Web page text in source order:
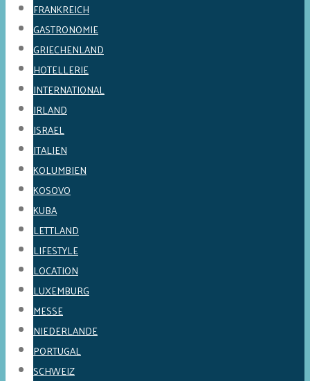
FRANKREICH
GASTRONOMIE
GRIECHENLAND
HOTELLERIE
INTERNATIONAL
IRLAND
ISRAEL
ITALIEN
KOLUMBIEN
KOSOVO
KUBA
LETTLAND
LIFESTYLE
LOCATION
LUXEMBURG
MESSE
NIEDERLANDE
PORTUGAL
SCHWEIZ